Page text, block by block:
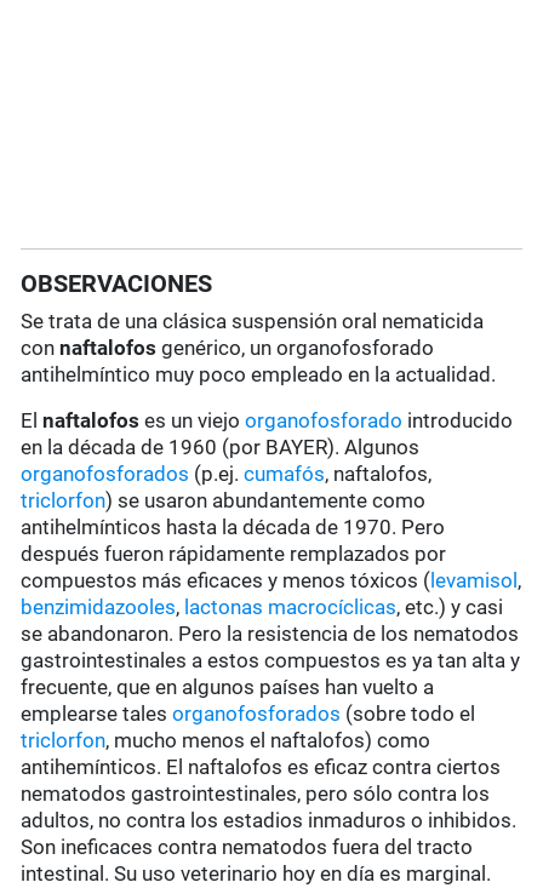
OBSERVACIONES
Se trata de una clásica suspensión oral nematicida
connaftalofos genérico, un organofosforado
antihelmíntico muy poco empleado en la actualidad.
Elnaftalofos es un viejoorganofosforado introducido
en la década de 1960 (por BAYER). Algunos
organofosforados (p.ej.cumafós, naftalofos,
triclorfon) se usaron abundantemente como
antihelmínticos hasta la década de 1970. Pero
después fueron rápidamente remplazados por
compuestos más eficaces y menos tóxicos ( levamisol ,
benzimidazooles, lactonas macrocíclicas, etc.) y casi
se abandonaron. Pero la resistencia de los nematodos
gastrointestinales a estos compuestos es ya tan alta y
frecuente, que en algunos países han vuelto a
emplearse talesorganofosforados (sobre todo el
triclorfon, mucho menos el naftalofos) como
antihemínticos. El naftalofos es eficaz contra ciertos
nematodos gastrointestinales, pero sólo contra los
adultos, no contra los estadios inmaduros o inhibidos.
Son ineficaces contra nematodos fuera del tracto
intestinal. Su uso veterinario hoy en día es marginal.